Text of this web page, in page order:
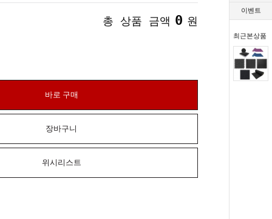
이벤트
최근본상품
총 상품 금액 0 원
바로 구매
장바구니
위시리스트